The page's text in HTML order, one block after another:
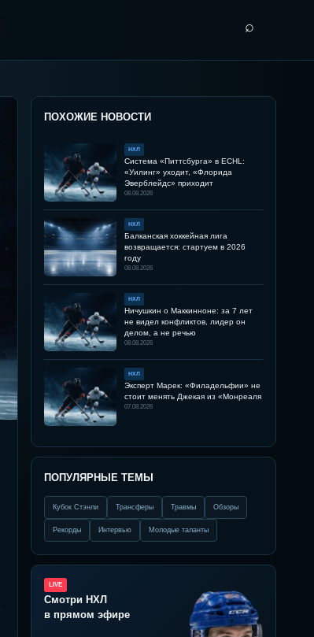
⌕
ПОХОЖИЕ НОВОСТИ
НХЛ
Система «Питтсбурга» в ECHL:
«Уилинг» уходит, «Флорида
Эверблейдс» приходит
08.08.2026
НХЛ
Балканская хоккейная лига
возвращается: стартуем в 2026
году
08.08.2026
НХЛ
Ничушкин о Маккинноне: за 7 лет
не видел конфликтов, лидер он
делом, а не речью
08.08.2026
НХЛ
Эксперт Марек: «Филадельфии» не
стоит менять Джекая из «Монреаля
07.08.2026
ПОПУЛЯРНЫЕ ТЕМЫ
Кубок Стэнли Трансферы Травмы Обзоры
Рекорды Интервью Молодые таланты
LIVE
Смотри НХЛ
в прямом эфире